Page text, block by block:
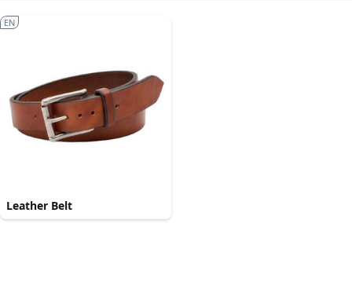
Leather Belt
EN